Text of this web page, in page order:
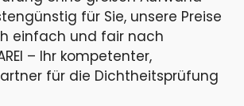
für Sie, unsere Preise
einfach und fair nach
– Ihr kompetenter,
für die Dichtheitsprüfung